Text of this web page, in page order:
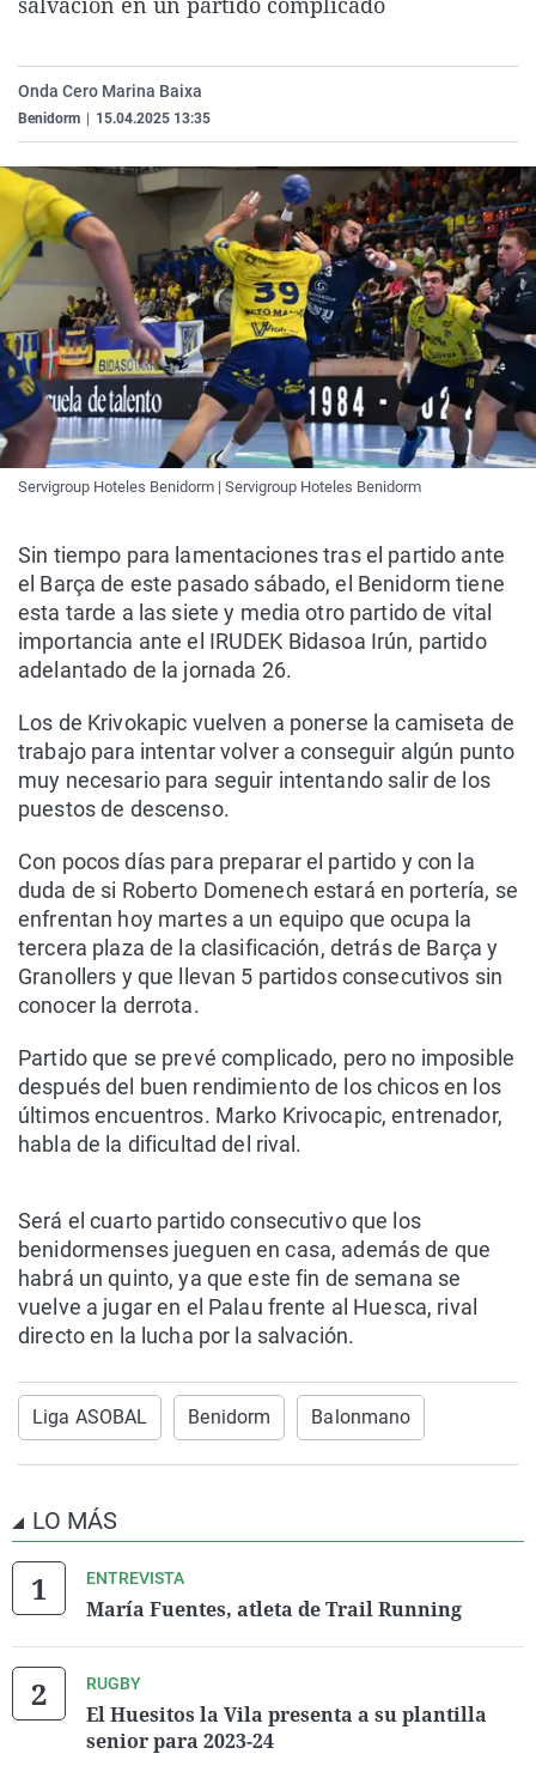
La rosa de los vientos
Gente viajera
Caso
Retornados
Operación Viuda
Extremadura
Galicia
Navarra
País Vasco
Virales
Televisión
Onda Cero Marina Baixa
Benidorm 15.04.2025 13:35
Servigroup Hoteles Benidorm | Servigroup Hoteles Benidorm
Sin tiempo para lamentaciones tras el partido ante
el Barça de este pasado sábado, el Benidorm tiene
esta tarde a las siete y media otro partido de vital
importancia ante el IRUDEK Bidasoa Irún, partido
adelantado de la jornada 26.
Los de Krivokapic vuelven a ponerse la camiseta de
trabajo para intentar volver a conseguir algún punto
muy necesario para seguir intentando salir de los
puestos de descenso.
Con pocos días para preparar el partido y con la
duda de si Roberto Domenech estará en portería, se
enfrentan hoy martes a un equipo que ocupa la
tercera plaza de la clasificación, detrás de Barça y
Granollers y que llevan 5 partidos consecutivos sin
conocer la derrota.
Partido que se prevé complicado, pero no imposible
después del buen rendimiento de los chicos en los
últimos encuentros. Marko Krivocapic, entrenador,
habla de la dificultad del rival.
Será el cuarto partido consecutivo que los
benidormenses jueguen en casa, además de que
habrá un quinto, ya que este fin de semana se
vuelve a jugar en el Palau frente al Huesca, rival
directo en la lucha por la salvación.
Liga ASOBAL Benidorm Balonmano
LO MÁS
ENTREVISTA
María Fuentes, atleta de Trail Running
RUGBY
El Huesitos la Vila presenta a su plantilla
senior para 2023-24